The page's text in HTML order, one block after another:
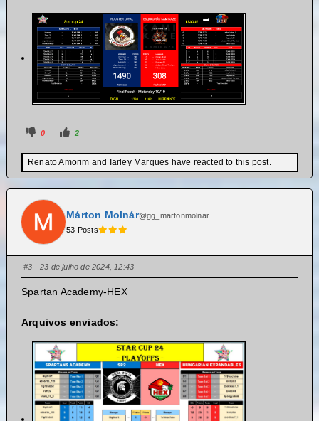
0 2
Renato Amorim and Iarley Marques have reacted to this post.
Márton Molnár@gg_martonmolnar
53 Posts
#3 · 23 de julho de 2024, 12:43
Spartan Academy-HEX
Arquivos enviados: